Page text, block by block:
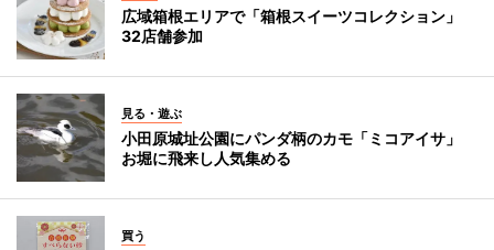
広域箱根エリアで「箱根スイーツコレクション」
32店舗参加
見る・遊ぶ
小田原城址公園にパンダ柄のカモ「ミコアイサ」
お堀に飛来し人気集める
買う